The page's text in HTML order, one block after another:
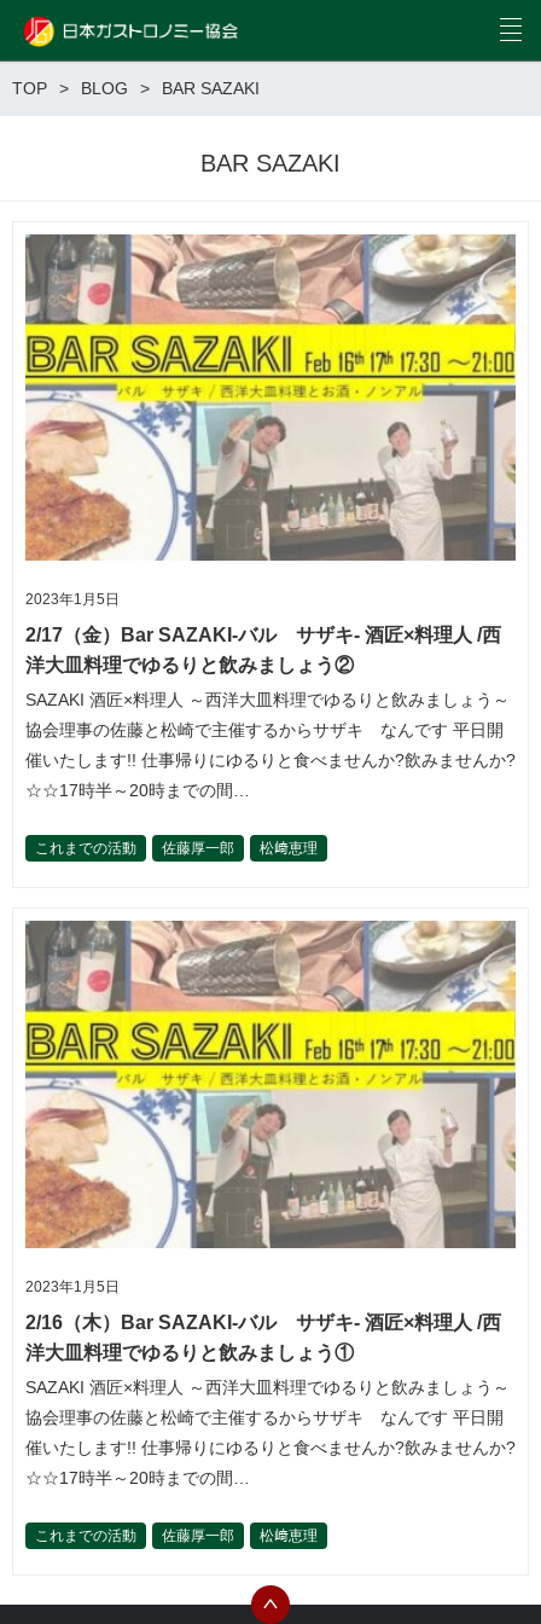
TOP BLOG BAR SAZAKI
BAR SAZAKI
2023年1月5日
2/17（金）Bar SAZAKI-バル サザキ- 酒匠×料理人 /西
洋大皿料理でゆるりと飲みましょう②
SAZAKI 酒匠×料理人 ～西洋大皿料理でゆるりと飲みましょう～
協会理事の佐藤と松崎で主催するからサザキ なんです 平日開
催いたします!! 仕事帰りにゆるりと食べませんか?飲みませんか?
☆☆17時半～20時までの間…
これまでの活動 佐藤厚一郎 松﨑恵理
2023年1月5日
2/16（木）Bar SAZAKI-バル サザキ- 酒匠×料理人 /西
洋大皿料理でゆるりと飲みましょう①
SAZAKI 酒匠×料理人 ～西洋大皿料理でゆるりと飲みましょう～
協会理事の佐藤と松崎で主催するからサザキ なんです 平日開
催いたします!! 仕事帰りにゆるりと食べませんか?飲みませんか?
☆☆17時半～20時までの間…
これまでの活動 佐藤厚一郎 松﨑恵理